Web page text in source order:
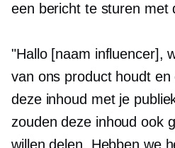
een bericht te sturen met
"Hallo [naam influencer],
van ons product houdt
deze inhoud met je
zouden deze inhoud ook
willen delen. Hebben we